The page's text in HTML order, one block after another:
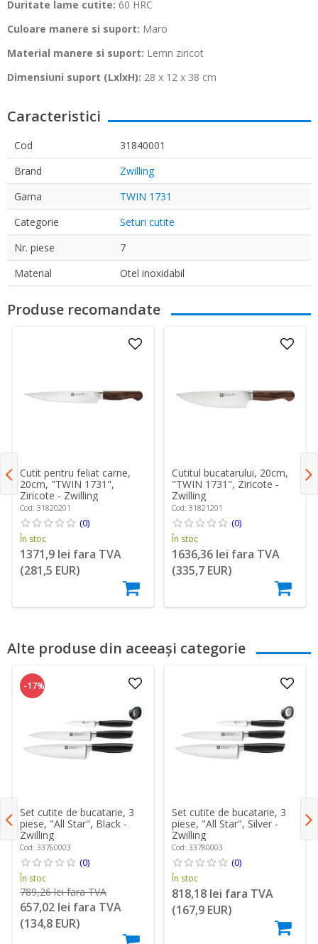
Duritate lame cutite: 60 HRC
Culoare manere si suport: Maro
Material manere si suport: Lemn ziricot
Dimensiuni suport (LxlxH): 28 x 12 x 38 cm
Caracteristici
Cod
31840001
Brand
Zwilling
Gama
TWIN 1731
Categorie
Seturi cutite
Nr. piese
7
Material
Otel inoxidabil
Produse recomandate
Cutit pentru feliat carne,
20cm, "TWIN 1731",
Ziricote - Zwilling
Cod: 31820201
(0)
În stoc
1371,9 lei fara TVA
(281,5 EUR)
Cutitul bucatarului, 20cm,
"TWIN 1731", Ziricote -
Zwilling
Cod: 31821201
(0)
În stoc
1636,36 lei fara TVA
(335,7 EUR)
Alte produse din aceeași categorie
-17%
Set cutite de bucatarie, 3
piese, "All Star", Black -
Zwilling
Cod: 33760003
(0)
În stoc
789,26 lei fara TVA
657,02 lei fara TVA
(134,8 EUR)
Set cutite de bucatarie, 3
piese, "All Star", Silver -
Zwilling
Cod: 33780003
(0)
În stoc
818,18 lei fara TVA
(167,9 EUR)